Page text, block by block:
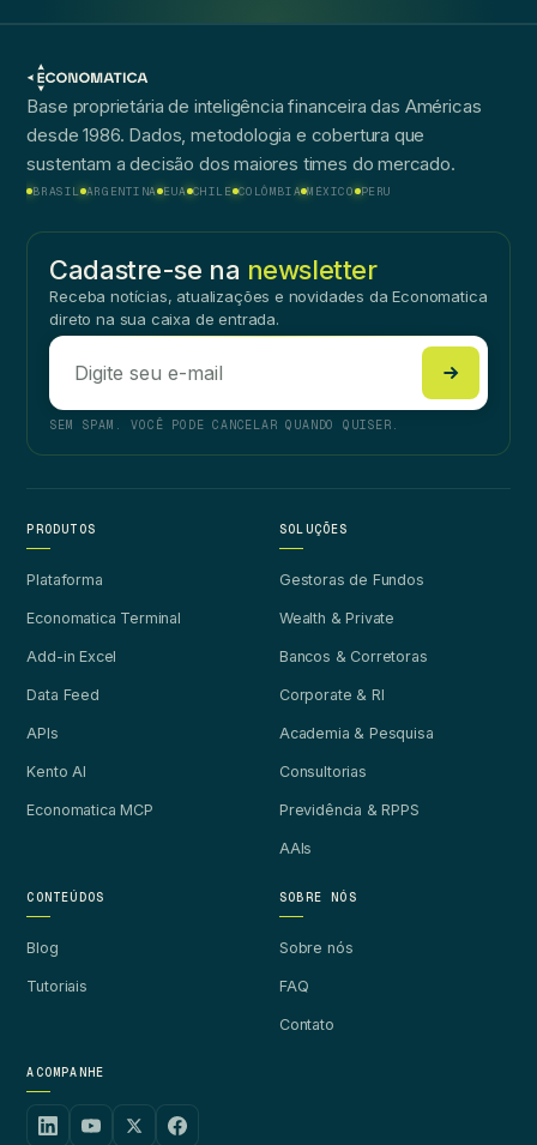
Base proprietária de inteligência financeira das Américas
desde 1986. Dados, metodologia e cobertura que
sustentam a decisão dos maiores times do mercado.
BRASIL ARGENTINA EUA CHILE COLÔMBIA MÉXICO PERU
Cadastre-se na newsletter
Receba notícias, atualizações e novidades da Economatica
direto na sua caixa de entrada.
SEM SPAM. VOCÊ PODE CANCELAR QUANDO QUISER.
PRODUTOS
Plataforma
Economatica Terminal
Add-in Excel
Data Feed
APIs
Kento AI
Economatica MCP
SOLUÇÕES
Gestoras de Fundos
Wealth & Private
Bancos & Corretoras
Corporate & RI
Academia & Pesquisa
Consultorias
Previdência & RPPS
AAIs
CONTEÚDOS
Blog
Tutoriais
SOBRE NÓS
Sobre nós
FAQ
Contato
ACOMPANHE